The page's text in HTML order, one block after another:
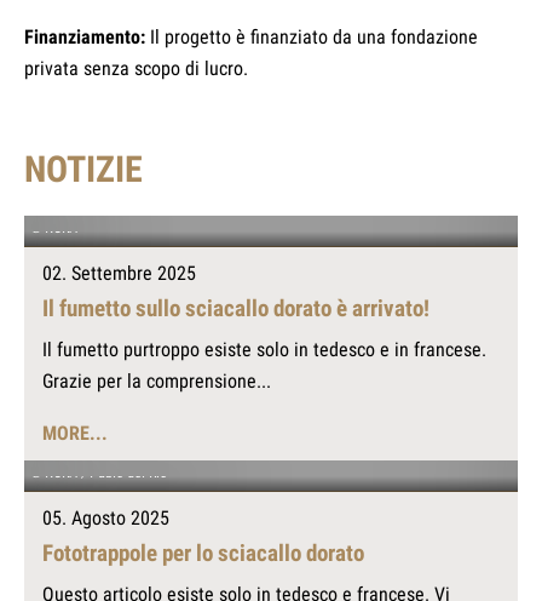
Finanziamento: Il progetto è finanziato da una fondazione
privata senza scopo di lucro.
NOTIZIE
© KORA
02. Settembre 2025
Il fumetto sullo sciacallo dorato è arrivato!
Il fumetto purtroppo esiste solo in tedesco e in francese.
Grazie per la comprensione...
MORE...
© KORA / Pablo del Rio
05. Agosto 2025
Fototrappole per lo sciacallo dorato
Questo articolo esiste solo in tedesco e francese. Vi